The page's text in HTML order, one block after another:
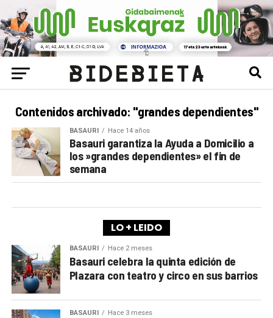
Contenidos archivado: "grandes dependientes"
BASAURI Hace 14 años
Basauri garantiza la Ayuda a Domicilio a
los »grandes dependientes» el fin de
semana
LO + LEIDO
BASAURI Hace 2 meses
Basauri celebra la quinta edición de
Plazara con teatro y circo en sus barrios
BASAURI Hace 3 meses